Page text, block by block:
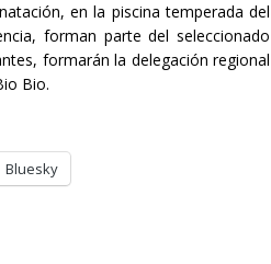
en la piscina temperada del
forman parte del seleccionado
formarán la delegación regional
Bio.
Bluesky